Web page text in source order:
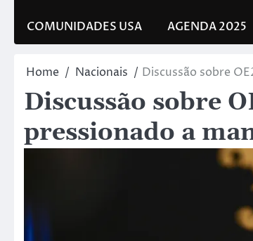
COMUNIDADES USA AGENDA 2025
Home Nacionais Discussão sobre
Discussão sobre
pressionado a